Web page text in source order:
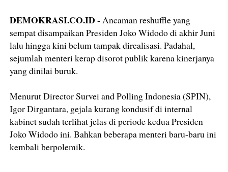
DEMOKRASI.CO.ID - Ancaman reshuffle yang
sempat disampaikan Presiden Joko Widodo di akhir Juni
lalu hingga kini belum tampak direalisasi. Padahal,
sejumlah menteri kerap disorot publik karena kinerjanya
yang dinilai buruk.
Menurut Director Survei and Polling Indonesia (SPIN),
Igor Dirgantara, gejala kurang kondusif di internal
kabinet sudah terlihat jelas di periode kedua Presiden
Joko Widodo ini. Bahkan beberapa menteri baru-baru ini
kembali berpolemik.